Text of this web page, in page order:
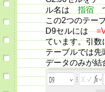
ル名は 指宿
この2つのテー
D9セルには
ています。引数
テーブルでは先
データのみが結